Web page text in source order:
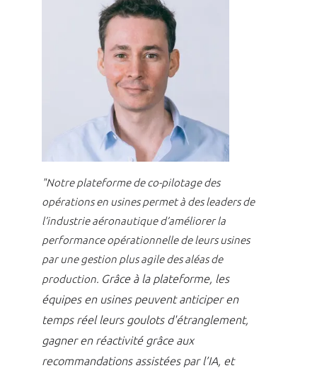
"Notre plateforme de co-pilotage des
opérations en usines permet à des leaders de
l’industrie aéronautique d’améliorer la
performance opérationnelle de leurs usines
par une gestion plus agile des aléas de
production. Grâce à la plateforme, les
équipes en usines peuvent anticiper en
temps réel leurs goulots d'étranglement,
gagner en réactivité grâce aux
recommandations assistées par l’IA, et